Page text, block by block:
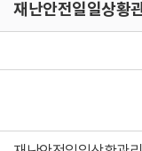
재난안전일일상황